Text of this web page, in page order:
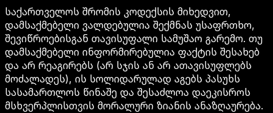
საქართველოს შრომის კოდექსის მიხედვით,
დამსაქმებელი ვალდებულია შექმნას უსაფრთხო,
შევიწროებისგან თავისუფალი სამუშაო გარემო. თუ
დამსაქმებელი ინფორმირებულია ფაქტის შესახებ
და არ რეაგირებს (არ სჯის ან არ ათავისუფლებს
მოძალადეს), ის სოლიდარულად აგებს პასუხს
სასამართლოს წინაშე და შესაძლოა დაეკისროს
მსხვერპლისთვის მორალური ზიანის ანაზღაურება.